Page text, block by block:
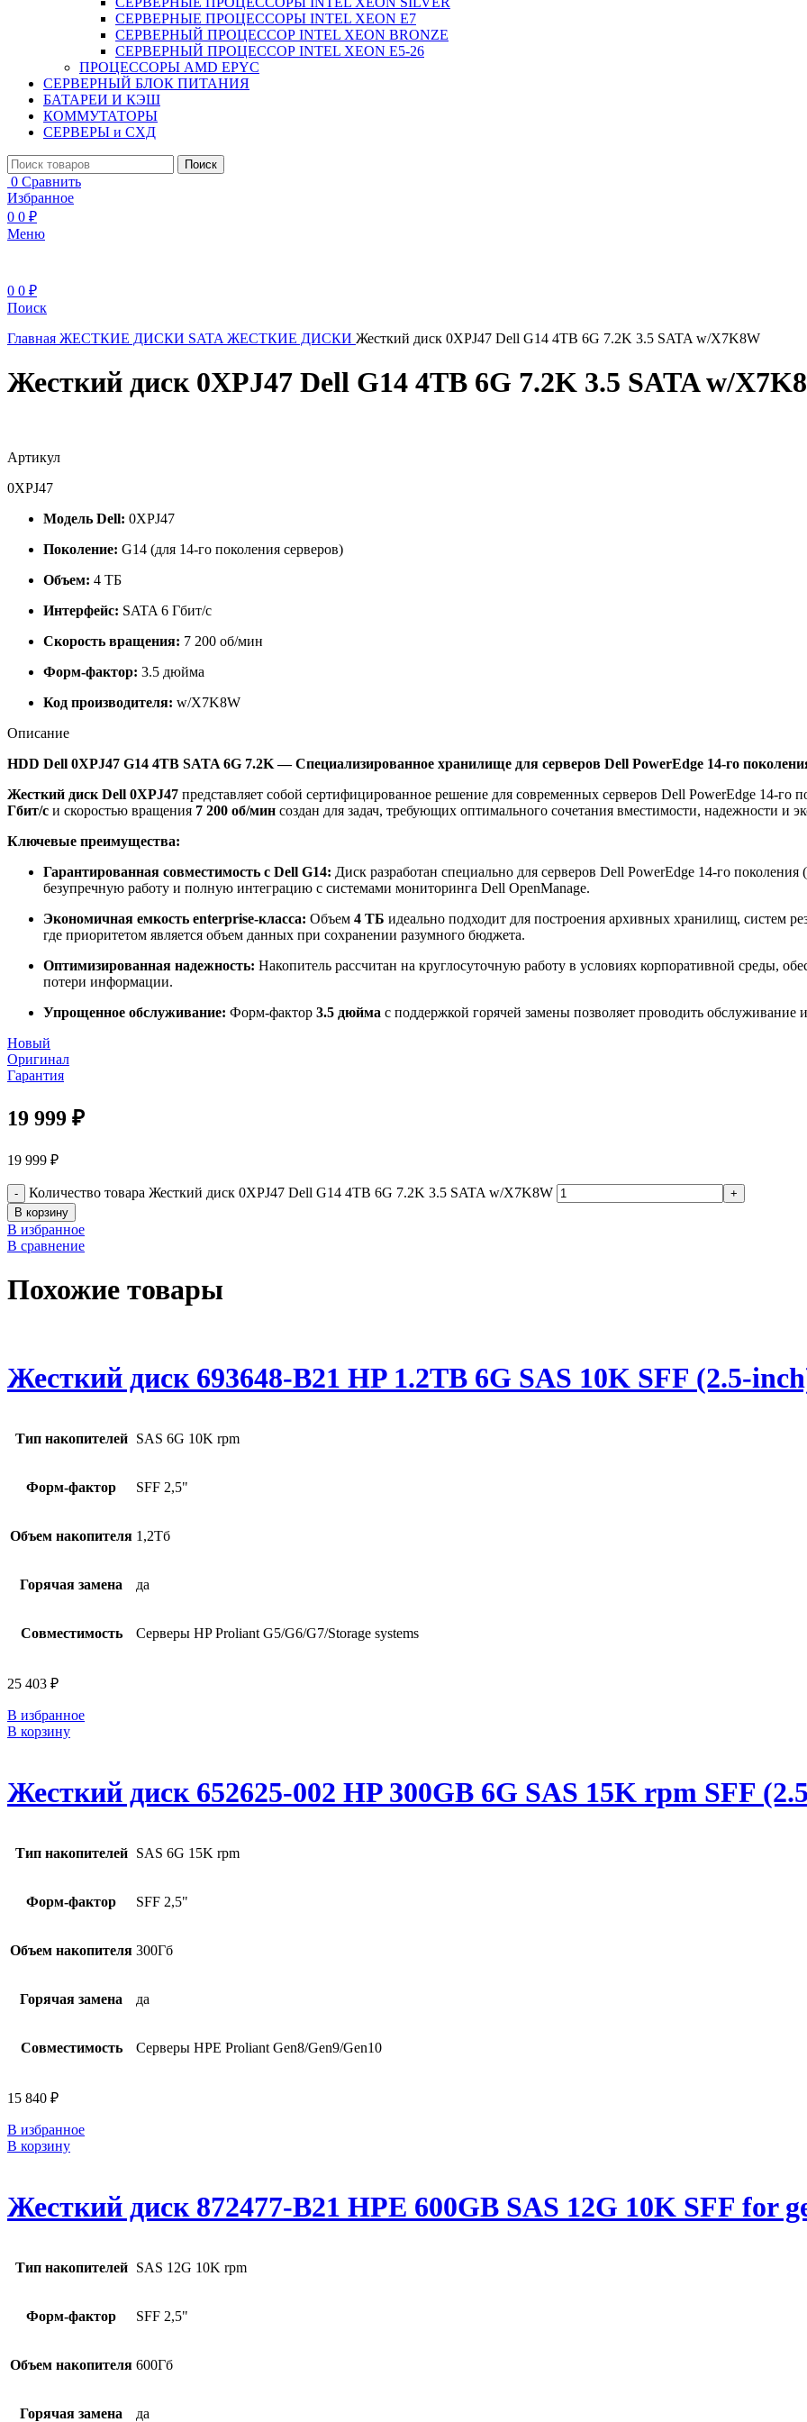
СЕРВЕРНЫЕ ПРОЦЕССОРЫ INTEL XEON Е7
СЕРВЕРНЫЙ ПРОЦЕССОР INTEL XEON BRONZE
СЕРВЕРНЫЙ ПРОЦЕССОР INTEL XEON Е5-26
ПРОЦЕССОРЫ AMD EPYC
СЕРВЕРНЫЙ БЛОК ПИТАНИЯ
БАТАРЕИ И КЭШ
КОММУТАТОРЫ
СЕРВЕРЫ и СХД
Поиск
0 Сравнить
Избранное
0 0 ₽
Меню
0 0 ₽
Поиск
Главная ЖЕСТКИЕ ДИСКИ SATA ЖЕСТКИЕ ДИСКИ Жесткий диск 0XPJ47 Dell G14 4TB 6G 7.2K 3.5 SATA w/X7K8W
Жесткий диск 0XPJ47 Dell G14 4TB 6G 7.2K 3.5 SATA w/
Артикул
0XPJ47
Модель Dell: 0XPJ47
Поколение: G14 (для 14-го поколения серверов)
Объем: 4 ТБ
Интерфейс: SATA 6 Гбит/с
Скорость вращения: 7 200 об/мин
Форм-фактор: 3.5 дюйма
Код производителя: w/X7K8W
Описание
HDD Dell 0XPJ47 G14 4TB SATA 6G 7.2K — Специализированное хранилище для серверов Dell PowerEdge 14-го
Жесткий диск Dell 0XPJ47 представляет собой сертифицированное решение для современных серверов Dell PowerEdge 14-го
Гбит/с и скоростью вращения 7 200 об/мин создан для задач, требующих оптимального сочетания вместимости, надежности и
Ключевые преимущества:
Гарантированная совместимость с Dell G14: Диск разработан специально для серверов Dell PowerEdge 14-го
безупречную работу и полную интеграцию с системами мониторинга Dell OpenManage.
Экономичная емкость enterprise-класса: Объем 4 ТБ идеально подходит для построения архивных хранилищ, систем
где приоритетом является объем данных при сохранении разумного бюджета.
Оптимизированная надежность: Накопитель рассчитан на круглосуточную работу в условиях корпоративной среды,
потери информации.
Упрощенное обслуживание: Форм-фактор 3.5 дюйма с поддержкой горячей замены позволяет проводить обслуживание
Новый
Оригинал
Гарантия
19 999 ₽
19 999 ₽
Количество товара Жесткий диск 0XPJ47 Dell G14 4TB 6G 7.2K 3.5 SATA w/X7K8W
В корзину
В избранное
В сравнение
Похожие товары
Жесткий диск 693648-B21 HP 1.2TB 6G SAS 10K SFF (2.5-
Тип накопителей SAS 6G 10K rpm
Форм-фактор SFF 2,5"
Объем накопителя 1,2Тб
Горячая замена да
Совместимость Серверы HP Proliant G5/G6/G7/Storage systems
25 403 ₽
В избранное
В корзину
Жесткий диск 652625-002 HP 300GB 6G SAS 15K rpm SFF
Тип накопителей SAS 6G 15K rpm
Форм-фактор SFF 2,5"
Объем накопителя 300Гб
Горячая замена да
Совместимость Серверы HPE Proliant Gen8/Gen9/Gen10
15 840 ₽
В избранное
В корзину
Жесткий диск 872477-B21 HPE 600GB SAS 12G 10K SFF for
Тип накопителей SAS 12G 10K rpm
Форм-фактор SFF 2,5"
Объем накопителя 600Гб
Горячая замена да